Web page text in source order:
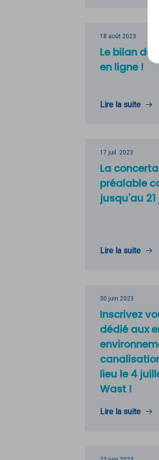
18 août 2023
Le bilan
en ligne !
Lire la suite
17 juil. 2023
La
préalable
jusqu'au
Lire la suite
30 juin 2023
Inscrivez
dédié aux
lieu le 4
Wast !
Lire la suite